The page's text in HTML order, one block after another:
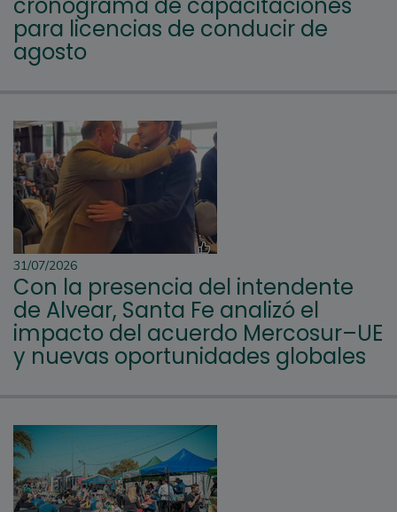
cronograma de capacitaciones
para licencias de conducir de
agosto
31/07/2026
Con la presencia del intendente
de Alvear, Santa Fe analizó el
impacto del acuerdo Mercosur–UE
y nuevas oportunidades globales